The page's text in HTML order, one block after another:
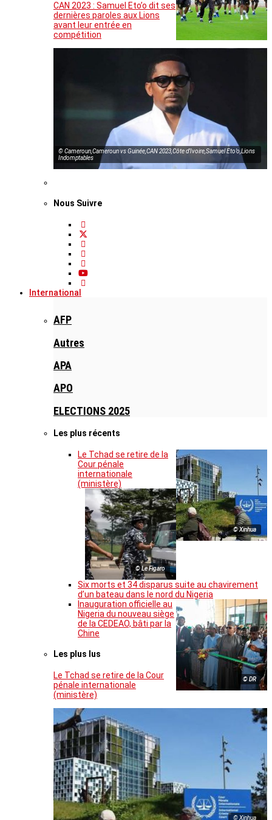
CAN 2023 : Samuel Eto’o dit ses
dernières paroles aux Lions
avant leur entrée en
compétition
© Cameroun,Cameroun vs Guinée,CAN 2023,Côte d’Ivoire,Samuel Eto’o,Lions
Indomptables
Nous Suivre
International
AFP
Autres
APA
APO
ELECTIONS 2025
Les plus récents
© Xinhua
Le Tchad se retire de la
Cour pénale
internationale
(ministère)
© Le Figaro
Six morts et 34 disparus suite au chavirement
d’un bateau dans le nord du Nigeria
© DR
Inauguration officielle au
Nigeria du nouveau siège
de la CEDEAO, bâti par la
Chine
Les plus lus
Le Tchad se retire de la Cour
pénale internationale
(ministère)
© Xinhua